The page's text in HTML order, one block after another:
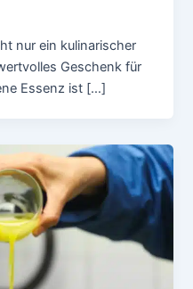
nur ein kulinarischer
Geschenk für
Essenz ist […]